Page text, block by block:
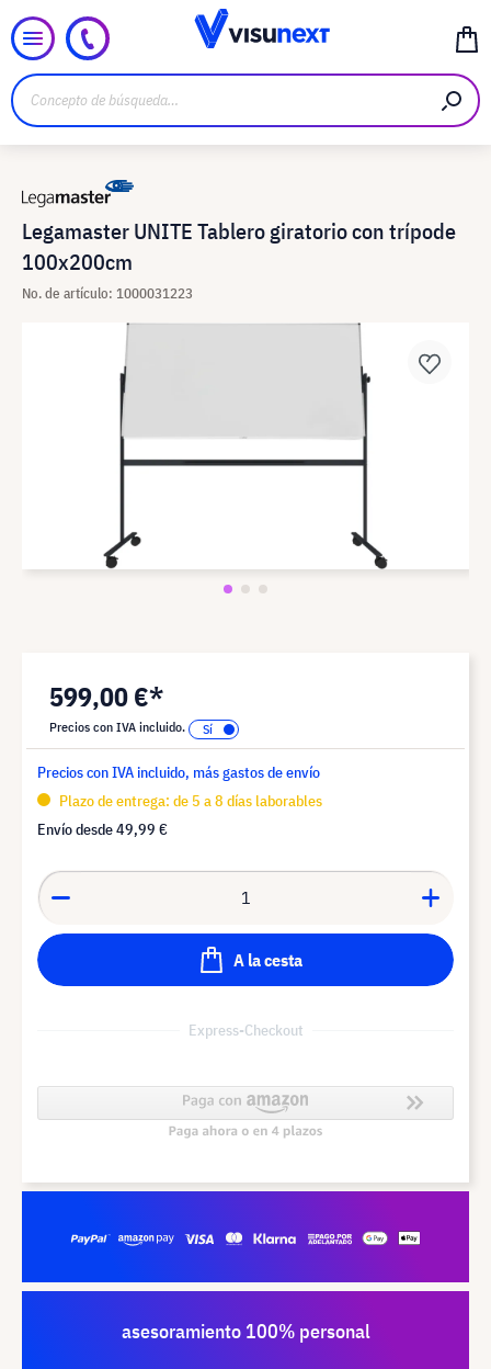
Legamaster UNITE Tablero giratorio con trípode
100x200cm
No. de artículo: 1000031223
599,00 €*
Precios con IVA incluido.
Precios con IVA incluido, más gastos de envío
Plazo de entrega: de 5 a 8 días laborables
Envío desde49,99 €
A la cesta
Express-Checkout
asesoramiento 100% personal